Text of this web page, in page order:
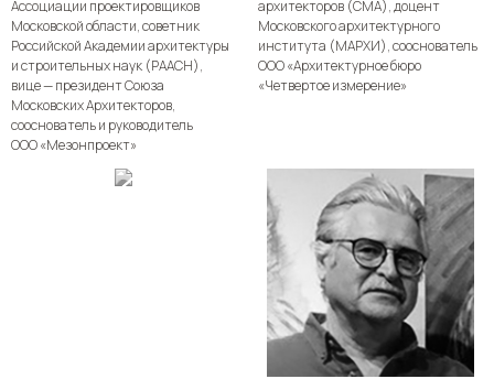
Ассоциации проектировщиков
Московской области, советник
Российской Академии архитектуры
и строительных наук (РААСН),
вице — президент Союза
Московских Архитекторов,
сооснователь и руководитель
ООО «Мезонпроект»
архитекторов (СМА), доцент
Московского архитектурного
института (МАРХИ), сооснователь
ООО «Архитектурное бюро
«Четвертое измерение»